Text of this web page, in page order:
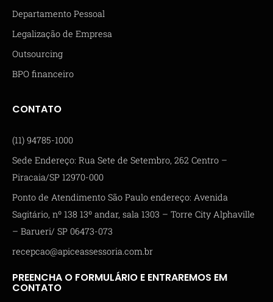
Departamento Pessoal
Legalização de Empresa
Outsourcing
BPO financeiro
CONTATO
(11) 94785-1000
Sede Endereço: Rua Sete de Setembro, 262 Centro –
Piracaia/SP 12970-000
Ponto de Atendimento São Paulo endereço: Avenida
Sagitário, nº 138 13º andar, sala 1303 – Torre City Alphaville
– Barueri/ SP 06473-073
recepcao@apiceassessoria.com.br
PREENCHA O FORMULÁRIO E ENTRAREMOS EM
CONTATO